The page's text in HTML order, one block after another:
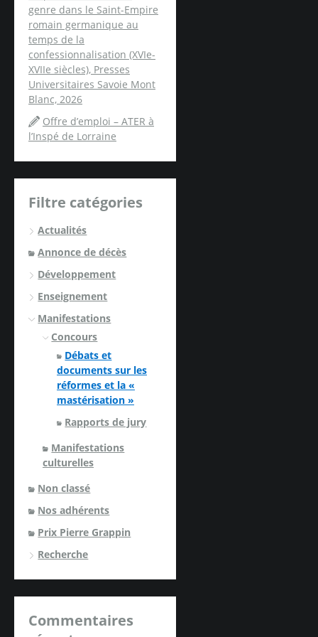
genre dans le Saint-Empire
romain germanique au
temps de la
confessionnalisation (XVIe-
XVIIe siècles), Presses
Universitaires Savoie Mont
Blanc, 2026
Offre d’emploi – ATER à
l’Inspé de Lorraine
Filtre catégories
Actualités
Annonce de décès
Développement
Enseignement
Manifestations
Concours
Débats et
documents sur les
réformes et la «
mastérisation »
Rapports de jury
Manifestations
culturelles
Non classé
Nos adhérents
Prix Pierre Grappin
Recherche
Commentaires